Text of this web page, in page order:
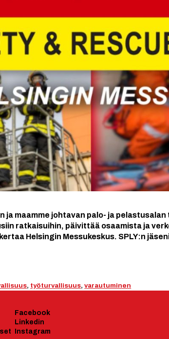
maamme johtavan palo- ja pelastusalan
ratkaisuihin, päivittää osaamista ja
Helsingin Messukeskus. SPLY:n
, työturvallisuus,varautuminen
set
Facebook
Linkedin
Instagram